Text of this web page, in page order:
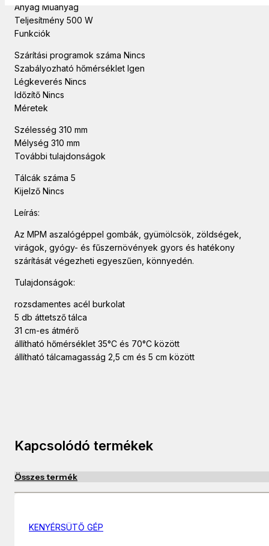
Anyag Műanyag
Teljesítmény 500 W
Funkciók
Szárítási programok száma Nincs
Szabályozható hőmérséklet Igen
Légkeverés Nincs
Időzítő Nincs
Méretek
Szélesség 310 mm
Mélység 310 mm
További tulajdonságok
Tálcák száma 5
Kijelző Nincs
Leírás:
Az MPM aszalógéppel gombák, gyümölcsök, zöldségek,
virágok, gyógy- és fűszernövények gyors és hatékony
szárítását végezheti egyeszűen, könnyedén.
Tulajdonságok:
rozsdamentes acél burkolat
5 db áttetsző tálca
31 cm-es átmérő
állítható hőmérséklet 35°C és 70°C között
állítható tálcamagasság 2,5 cm és 5 cm között
Kapcsolódó termékek
Összes termék
KENYÉRSÜTŐ GÉP